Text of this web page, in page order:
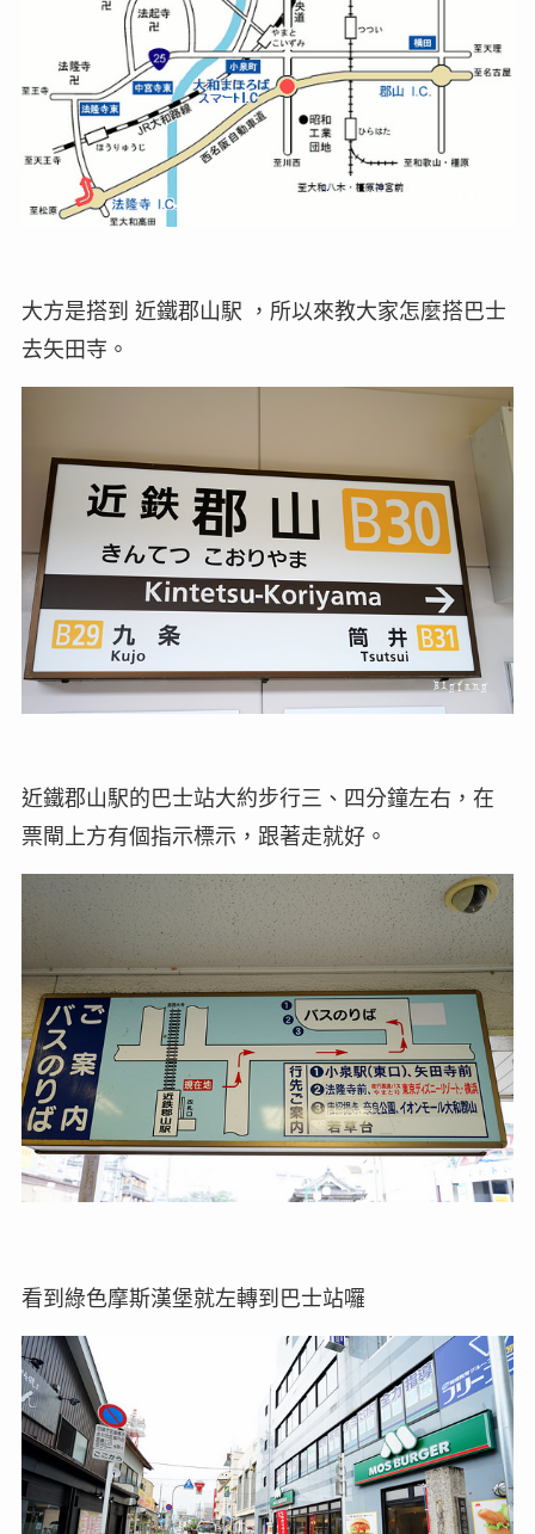
大方是搭到 近鐵郡山駅 ，所以來教大家怎麼搭巴士
去矢田寺。
近鐵郡山駅的巴士站大約步行三、四分鐘左右，在
票閘上方有個指示標示，跟著走就好。
看到綠色摩斯漢堡就左轉到巴士站囉